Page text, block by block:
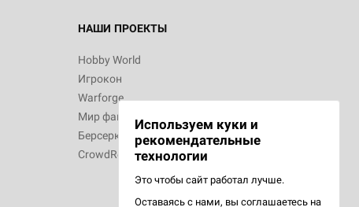
НАШИ ПРОЕКТЫ
Hobby World
Игрокон
Warforge
Мир фантастики
Берсерк
CrowdRepublic
Используем куки и
рекомендательные
технологии
Это чтобы сайт работал лучше.
Оставаясь с нами, вы соглашаетесь на